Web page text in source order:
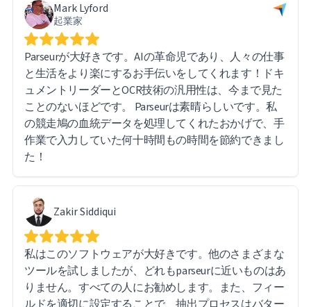
全体的な使用感には非常に満足しており、大量の文書
処理とデータ抽出に携わる方には自信を持ってParseur
をお勧めできます。
Mark Lyford
起業家
Parseurが大好きです。AIの革命児であり、人々の仕事
と生活をより楽にするお手伝いをしてくれます！ドキ
ュメントリーダーとOCR技術の汎用性は、今まで見た
ことのないほどです。 Parseurは素晴らしいです。私
の競走鳩の血統データを処理してくれたおかげで、手
作業で入力していた何十時間もの時間を節約できまし
た！
Zakir Siddiqui
私はこのソフトウェアが大好きです。他のさまざまな
ツールを試しましたが、どれもparseurに近いものはあ
りません。すべての人にお勧めします。また、フィー